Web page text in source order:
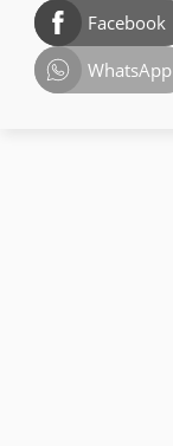
Facebook
WhatsApp